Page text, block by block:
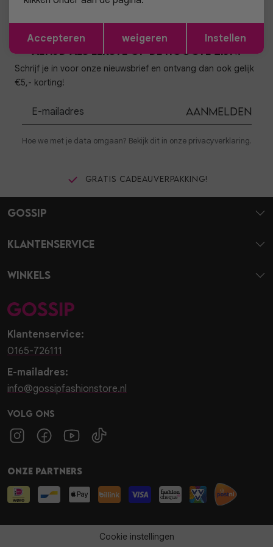
Altijd als eerste op de hoogte zijn?
Schrijf je in voor onze nieuwsbrief en ontvang dan ook gelijk
€5,- korting!
Aanmelden
Hoe we met je data omgaan? Bekijk dit in onze privacyverklaring.
Gratis cadeauverpakking!
Klantenservice:
0165-726111
E-mailadres:
info@gossipfashionstore.nl
Volg ons
Gossip
Klantenservice
Winkels
Onze partners
Cookie instellingen
Opslaan
Accepteren weigeren Instellen